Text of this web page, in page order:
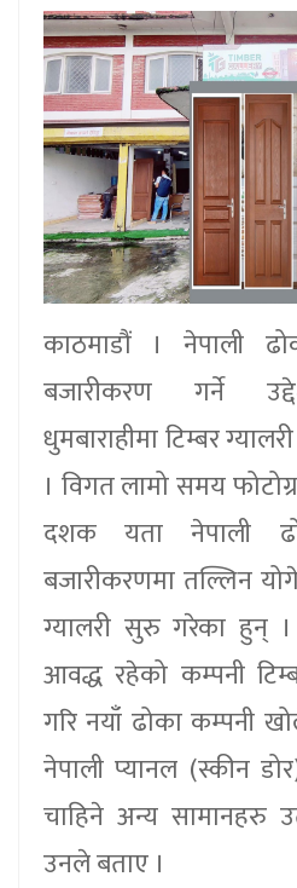
काठमाडौं । नेपाली
बजारीकरण गर्ने
धुमबाराहीमा टिम्बर
। विगत लामो समय
दशक यता नेपाली
बजारीकरणमा तल्लिन
ग्यालरी सुरु गरेका
आवद्ध रहेको कम्पनी
गरि नयाँ ढोका कम्पनी
नेपाली प्यानल (स्कीन
चाहिने अन्य सामानहरु
उनले बताए ।